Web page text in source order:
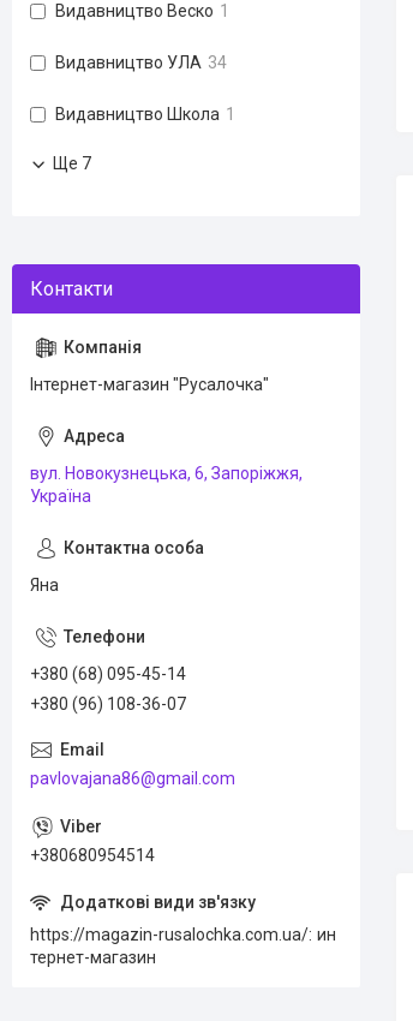
Видавництво Веско 1
Видавництво УЛА 34
Видавництво Школа 1
Ще 7
Інтернет-магазин "Русалочка"
вул. Новокузнецька, 6, Запоріжжя,
Україна
Яна
+380 (68) 095-45-14
+380 (96) 108-36-07
pavlovajana86@gmail.com
+380680954514
https://magazin-rusalochka.com.ua/ ин
тернет-магазин